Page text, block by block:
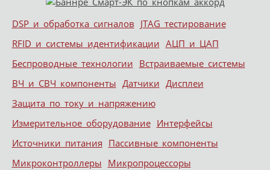
Меню
Skip to content
DSP и обработка сигналов JTAG тестирование
RFID и системы идентификации АЦП и ЦАП
Беспроводные технологии Встраиваемые системы
ВЧ и СВЧ компоненты Датчики Дисплеи
Защита по току и напряжению
Измерительное оборудование Интерфейсы
Источники питания Пассивные компоненты
Микроконтроллеры Микропроцессоры